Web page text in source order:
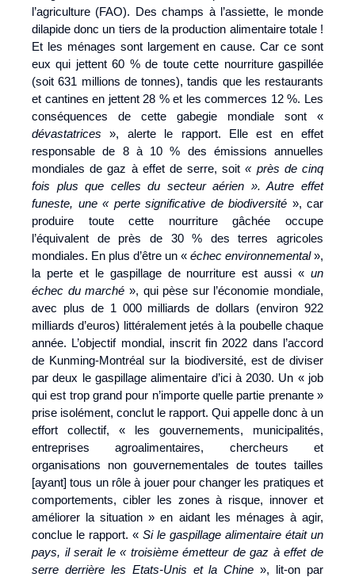
l’agriculture (FAO). Des champs à l’assiette, le monde
dilapide donc un tiers de la production alimentaire totale !
Et les ménages sont largement en cause. Car ce sont
eux qui jettent 60 % de toute cette nourriture gaspillée
(soit 631 millions de tonnes), tandis que les restaurants
et cantines en jettent 28 % et les commerces 12 %. Les
conséquences de cette gabegie mondiale sont «
dévastatrices », alerte le rapport. Elle est en effet
responsable de 8 à 10 % des émissions annuelles
mondiales de gaz à effet de serre, soit« près de cinq
fois plus que celles du secteur aérien ». Autre effet
funeste, une « perte significative de biodiversité », car
produire toute cette nourriture gâchée occupe
l’équivalent de près de 30 % des terres agricoles
mondiales. En plus d’être un « échec environnemental»,
la perte et le gaspillage de nourriture est aussi « un
échec du marché », qui pèse sur l’économie mondiale,
avec plus de 1 000 milliards de dollars (environ 922
milliards d’euros) littéralement jetés à la poubelle chaque
année. L’objectif mondial, inscrit fin 2022 dans l’accord
de Kunming-Montréal sur la biodiversité, est de diviser
par deux le gaspillage alimentaire d’ici à 2030. Un « job
qui est trop grand pour n’importe quelle partie prenante »
prise isolément, conclut le rapport. Qui appelle donc à un
effort collectif, « les gouvernements, municipalités,
entreprises agroalimentaires, chercheurs et
organisations non gouvernementales de toutes tailles
[ayant] tous un rôle à jouer pour changer les pratiques et
comportements, cibler les zones à risque, innover et
améliorer la situation » en aidant les ménages à agir,
conclue le rapport. « Si le gaspillage alimentaire était un
pays, il serait le « troisième émetteur de gaz à effet de
serre derrière les Etats-Unis et la Chine », lit-on par